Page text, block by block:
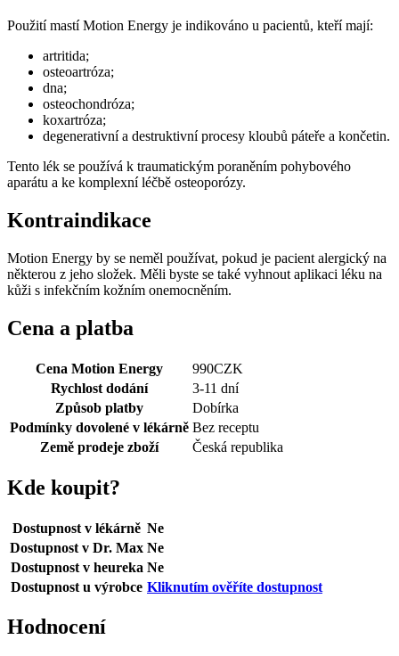
Použití mastí Motion Energy je indikováno u pacientů, kteří mají:
artritida;
osteoartróza;
dna;
osteochondróza;
koxartróza;
degenerativní a destruktivní procesy kloubů páteře a končetin.
Tento lék se používá k traumatickým poraněním pohybového
aparátu a ke komplexní léčbě osteoporózy.
Kontraindikace
Motion Energy by se neměl používat, pokud je pacient alergický na
některou z jeho složek. Měli byste se také vyhnout aplikaci léku na
kůži s infekčním kožním onemocněním.
Cena a platba
Cena Motion Energy 990CZK
Rychlost dodání
3-11 dní
Způsob platby
Dobírka
Podmínky dovolené v lékárně Bez receptu
Země prodeje zboží
Česká republika
Kde koupit?
Dostupnost v lékárně Ne
Dostupnost v Dr. Max Ne
Dostupnost v heureka Ne
Dostupnost u výrobce Kliknutím ověříte dostupnost
Hodnocení